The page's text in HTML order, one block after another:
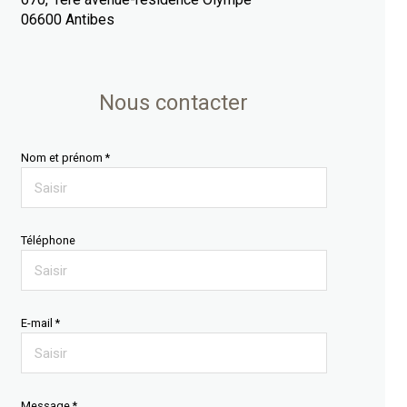
06600 Antibes
Nous contacter
Nom et prénom *
Téléphone
E-mail *